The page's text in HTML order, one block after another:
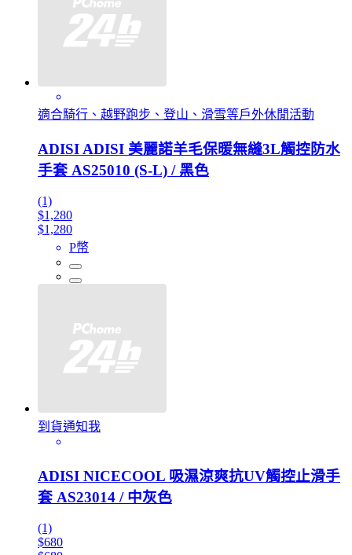
適合騎行、越野跑步、登山、滑雪等戶外休閒活動
ADISI ADISI 美麗諾羊毛保暖無縫3L觸控防水
手套 AS25010 (S-L) / 黑色
(1)
$1,280
$1,280
P幣
到貨通知我
ADISI NICECOOL 吸濕涼爽抗UV觸控止滑手
套 AS23014 / 中灰色
(1)
$680